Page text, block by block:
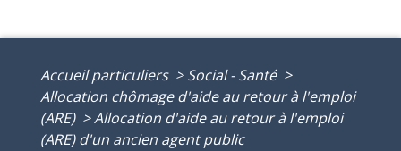
Accueil particuliers > Social - Santé >
Allocation chômage d'aide au retour à l'emploi
(ARE) >Allocation d'aide au retour à l'emploi
(ARE) d'un ancien agent public